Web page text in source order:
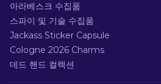
아라베스크 수집품
스파이 및 기술 수집품
Jackass Sticker Capsule
Cologne 2026 Charms
데드 핸드 컬렉션